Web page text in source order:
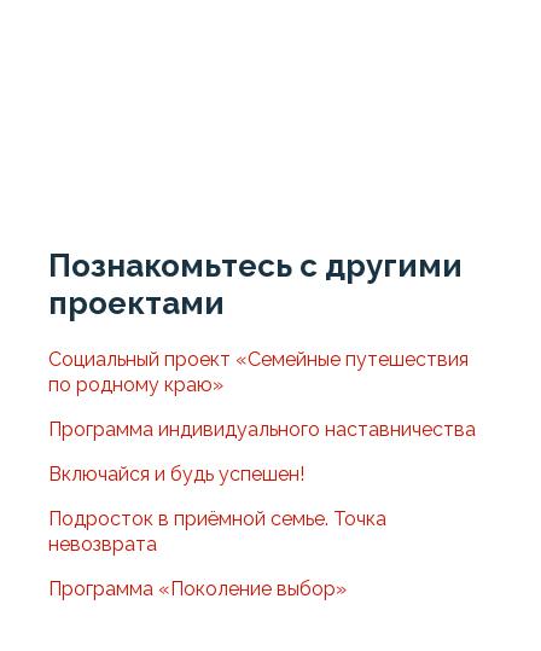
Познакомьтесь с другими
проектами
Социальный проект «Семейные путешествия
по родному краю»
Программа индивидуального наставничества
Включайся и будь успешен!
Подросток в приёмной семье. Точка
невозврата
Программа «Поколение выбор»